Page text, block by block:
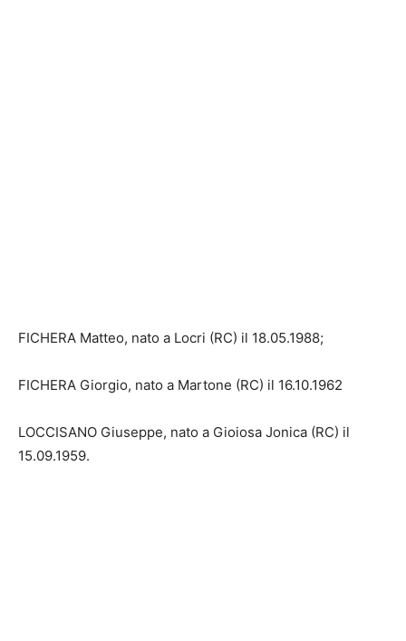
FICHERA Matteo, nato a Locri (RC) il 18.05.1988;
FICHERA Giorgio, nato a Martone (RC) il 16.10.1962
LOCCISANO Giuseppe, nato a Gioiosa Jonica (RC) il
15.09.1959.